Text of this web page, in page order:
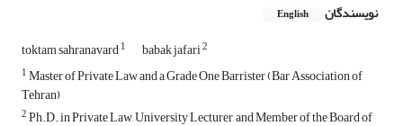
نویسندگان English
toktam sahranavard1 babak jafari2
1Master of Private Law and a Grade One Barrister (Bar Association of
Tehran)
2Ph.D. in Private Law, University Lecturer, and Member of the Board of